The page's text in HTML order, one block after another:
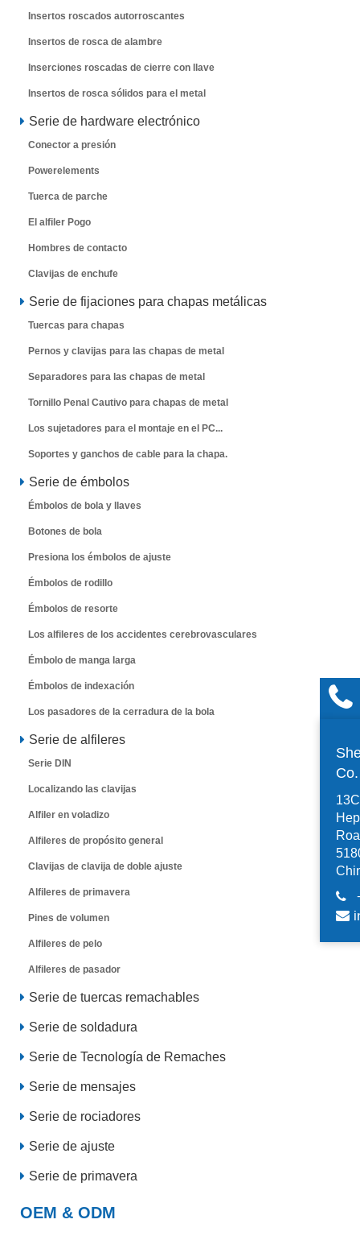
Insertos roscados autorroscantes
Insertos de rosca de alambre
Inserciones roscadas de cierre con llave
Insertos de rosca sólidos para el metal
Serie de hardware electrónico
Conector a presión
Powerelements
Tuerca de parche
El alfiler Pogo
Hombres de contacto
Clavijas de enchufe
Serie de fijaciones para chapas metálicas
Tuercas para chapas
Pernos y clavijas para las chapas de metal
Separadores para las chapas de metal
Tornillo Penal Cautivo para chapas de metal
Los sujetadores para el montaje en el PC...
Soportes y ganchos de cable para la chapa.
Serie de émbolos
Émbolos de bola y llaves
Botones de bola
Presiona los émbolos de ajuste
Émbolos de rodillo
Émbolos de resorte
Los alfileres de los accidentes cerebrovasculares
Émbolo de manga larga
Émbolos de indexación
Los pasadores de la cerradura de la bola
Serie de alfileres
Serie DIN
Localizando las clavijas
Alfiler en voladizo
Alfileres de propósito general
Clavijas de clavija de doble ajuste
Alfileres de primavera
Pines de volumen
Alfileres de pelo
Alfileres de pasador
Serie de tuercas remachables
Serie de soldadura
Serie de Tecnología de Remaches
Serie de mensajes
Serie de rociadores
Serie de ajuste
Serie de primavera
OEM & ODM